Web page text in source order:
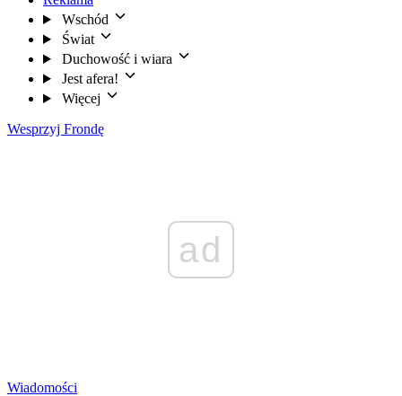
Wschód
Świat
Duchowość i wiara
Jest afera!
Więcej
Wesprzyj Frondę
ad
Wiadomości